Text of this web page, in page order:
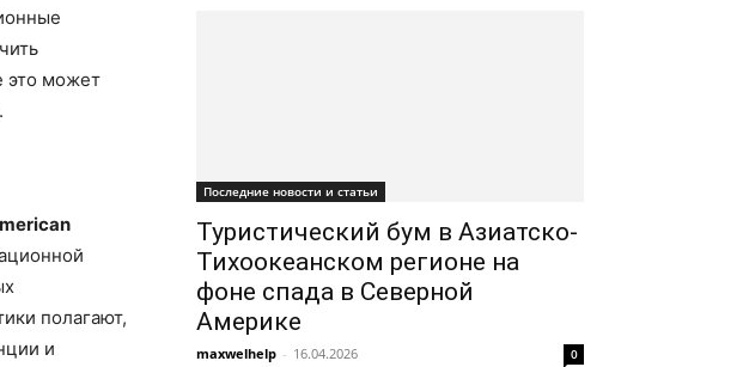
это может
полагают,
и
Последние новости и статьи
Туристический бум в Азиатско-
Тихоокеанском регионе на
фоне спада в Северной
Америке
maxwelhelp - 16.04.2026 0